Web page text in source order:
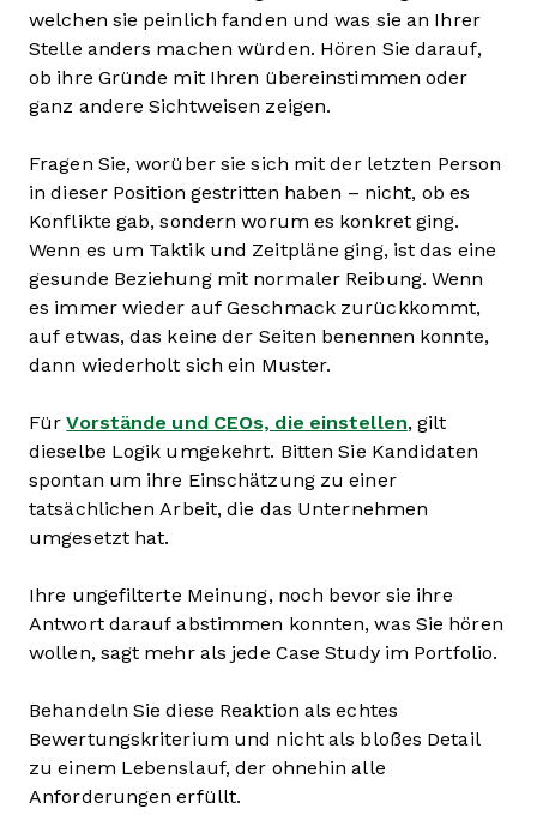
welchen sie peinlich fanden und was sie an Ihrer
Stelle anders machen würden. Hören Sie darauf,
ob ihre Gründe mit Ihren übereinstimmen oder
ganz andere Sichtweisen zeigen.
Fragen Sie, worüber sie sich mit der letzten Person
in dieser Position gestritten haben – nicht, ob es
Konflikte gab, sondern worum es konkret ging.
Wenn es um Taktik und Zeitpläne ging, ist das eine
gesunde Beziehung mit normaler Reibung. Wenn
es immer wieder auf Geschmack zurückkommt,
auf etwas, das keine der Seiten benennen konnte,
dann wiederholt sich ein Muster.
FürVorstände und CEOs, die einstellen, gilt
dieselbe Logik umgekehrt. Bitten Sie Kandidaten
spontan um ihre Einschätzung zu einer
tatsächlichen Arbeit, die das Unternehmen
umgesetzt hat.
Ihre ungefilterte Meinung, noch bevor sie ihre
Antwort darauf abstimmen konnten, was Sie hören
wollen, sagt mehr als jede Case Study im Portfolio.
Behandeln Sie diese Reaktion als echtes
Bewertungskriterium und nicht als bloßes Detail
zu einem Lebenslauf, der ohnehin alle
Anforderungen erfüllt.